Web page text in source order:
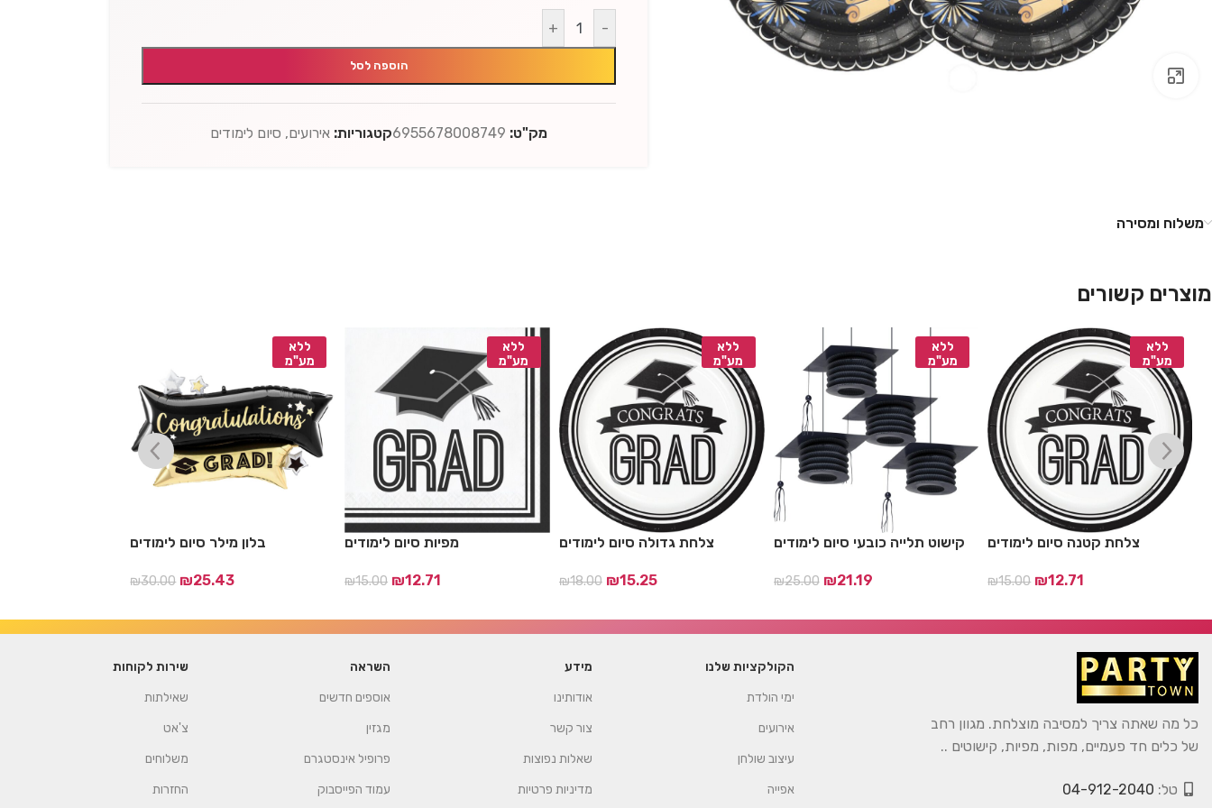
-
+
הוספה לסל
מק"ט: 6955678008749קטגוריות: אירועים, סיום לימודים
משלוח ומסירה
מוצרים קשורים
ללא
מע"מ
בלון מילר סיום לימודים
₪30.00 ₪25.43
ללא
מע"מ
מפיות סיום לימודים
₪15.00 ₪12.71
ללא
מע"מ
צלחת גדולה סיום לימודים
₪18.00 ₪15.25
ללא
מע"מ
קישוט תלייה כובעי סיום לימודים
₪25.00 ₪21.19
ללא
מע"מ
צלחת קטנה סיום לימודים
₪15.00 ₪12.71
כל מה שאתה צריך למסיבה מוצלחת. מגוון רחב
של כלים חד פעמיים, מפות, מפיות, קישוטים ..
טל: 04-912-2040
הקולקציות שלנו
ימי הולדת
אירועים
עיצוב שולחן
אפייה
מידע
אודותינו
צור קשר
שאלות נפוצות
מדיניות פרטיות
השראה
אוספים חדשים
מגזין
פרופיל אינסטגרם
עמוד הפייסבוק
שירות לקוחות
שאילתות
צ'אט
משלוחים
החזרות